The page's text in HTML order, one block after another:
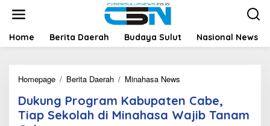
t
Home Berita Daerah Budaya Sulut Nasional News
Homepage / Berita Daerah / Minahasa News
k
u
n
Dukung Program Kabupaten Cabe,
Tiap Sekolah di Minahasa Wajib Tanam